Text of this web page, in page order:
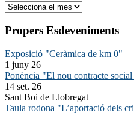
Arxiu
Propers Esdeveniments
Exposició "Ceràmica de km 0"
1 juny 26
Ponència "El nou contracte
14 set. 26
Sant Boi de Llobregat
Taula rodona "L’aportació dels